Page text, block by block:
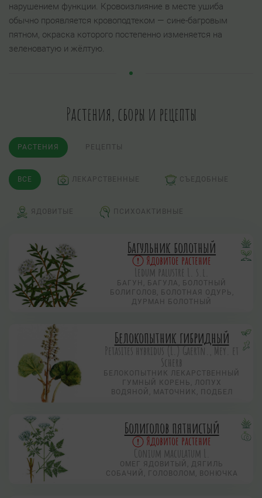
нарушением функции. Кровоизлияние в месте ушиба
обычно проявляется кровоподтеком — сине-багровым
пятном, окраска которого постепенно изменяется на
зеленоватую и жёлтую.
Растения, сборы и рецепты
РАСТЕНИЯ РЕЦЕПТЫ
ВСЕ ЛЕКАРСТВЕННЫЕ СЪЕДОБНЫЕ
ЯДОВИТЫЕ ПСИХОАКТИВНЫЕ
Багульник болотный
Ядовитое растение
Ledum palustre L. s.l.
БАГУН, БАГУЛА, БОЛОТНЫЙ
БОЛИГОЛОВ, БОЛОТНАЯ ОДУРЬ,
ДУРМАН БОЛОТНЫЙ
Белокопытник гибридный
Petasites hybridus (L.) Gaertn., Mey. et
Scherb
БЕЛОКОПЫТНИК ЛЕКАРСТВЕННЫЙ
ГУМНЫЙ КОРЕНЬ, ЛОПУХ
ВОДЯНОЙ, МАТОЧНИК, ПОДБЕЛ
Болиголов пятнистый
Ядовитое растение
Conium maculatum L.
ОМЕГ ЯДОВИТЫЙ, ДЯГИЛЬ
СОБАЧИЙ, ГОЛОВОЛОМ, ВОНЮЧКА